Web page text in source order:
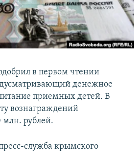
в первом чтении
денежное
приемных детей. В
вознаграждений
млн. рублей.
служба крымского